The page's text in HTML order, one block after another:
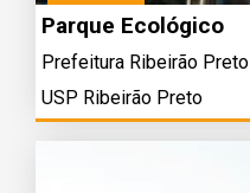
Parque Ecológico
Prefeitura Ribeirão Preto
USP Ribeirão Preto